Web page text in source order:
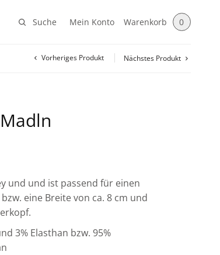
Suche Mein Konto Warenkorb 0
Vorheriges Produkt Nächstes Produkt
und und ist passend für einen
eine Breite von ca. 8 cm und
3% Elasthan bzw. 95%